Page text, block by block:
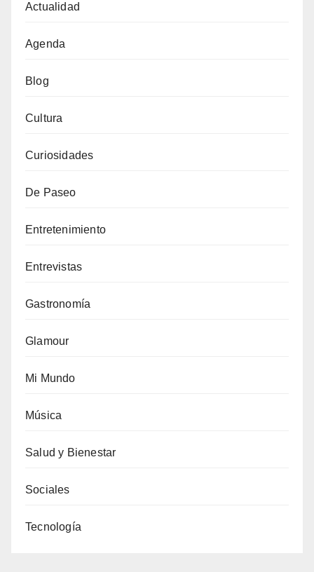
Actualidad
Agenda
Blog
Cultura
Curiosidades
De Paseo
Entretenimiento
Entrevistas
Gastronomía
Glamour
Mi Mundo
Música
Salud y Bienestar
Sociales
Tecnología